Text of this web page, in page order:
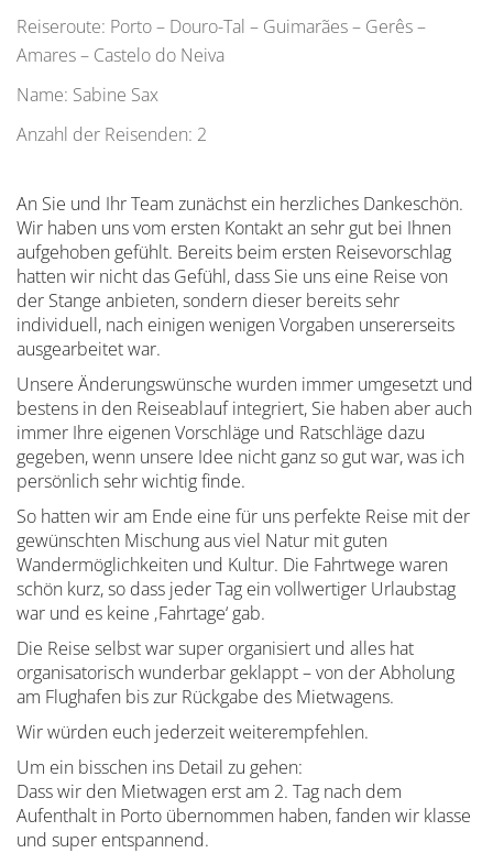
Reiseroute: Porto – Douro-Tal – Guimarães – Gerês –
Amares – Castelo do Neiva
Name: Sabine Sax
Anzahl der Reisenden: 2
An Sie und Ihr Team zunächst ein herzliches Dankeschön.
Wir haben uns vom ersten Kontakt an sehr gut bei Ihnen
aufgehoben gefühlt. Bereits beim ersten Reisevorschlag
hatten wir nicht das Gefühl, dass Sie uns eine Reise von
der Stange anbieten, sondern dieser bereits sehr
individuell, nach einigen wenigen Vorgaben unsererseits
ausgearbeitet war.
Unsere Änderungswünsche wurden immer umgesetzt und
bestens in den Reiseablauf integriert, Sie haben aber auch
immer Ihre eigenen Vorschläge und Ratschläge dazu
gegeben, wenn unsere Idee nicht ganz so gut war, was ich
persönlich sehr wichtig finde.
So hatten wir am Ende eine für uns perfekte Reise mit der
gewünschten Mischung aus viel Natur mit guten
Wandermöglichkeiten und Kultur. Die Fahrtwege waren
schön kurz, so dass jeder Tag ein vollwertiger Urlaubstag
war und es keine ‚Fahrtage‘ gab.
Die Reise selbst war super organisiert und alles hat
organisatorisch wunderbar geklappt – von der Abholung
am Flughafen bis zur Rückgabe des Mietwagens.
Wir würden euch jederzeit weiterempfehlen.
Um ein bisschen ins Detail zu gehen:
Dass wir den Mietwagen erst am 2. Tag nach dem
Aufenthalt in Porto übernommen haben, fanden wir klasse
und super entspannend.